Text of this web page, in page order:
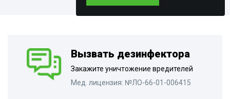
Вызвать дезинфектора
Закажите уничтожение вредителей
Мед. лицензия: №ЛО-66-01-006415